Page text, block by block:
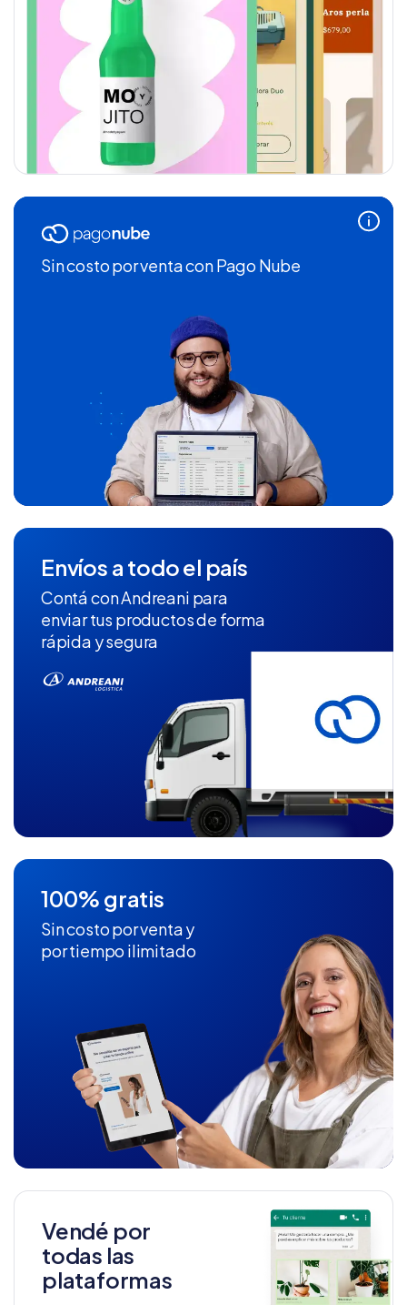
Sin costo por ventacon Pago Nube
Envíos a todo el país
Contá con Andreani para
enviar tus productos de forma
rápida y segura
100% gratis
Sin costo por venta y
por tiempo ilimitado
Vendé por
todas las
plataformas